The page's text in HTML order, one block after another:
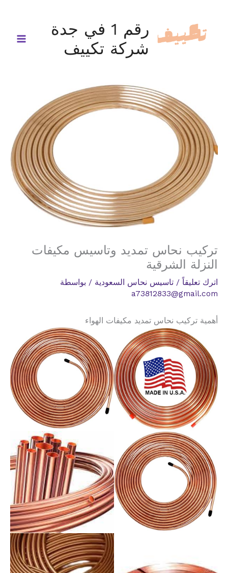
المحتوى
رقم 1 في جدة
شركة تكييف
تركيب نحاس تمديد وتاسيس مكيفات
النزلة الشرقية
اترك تعليقاً / تاسيس نحاس السعودية / بواسطة
a73812833@gmail.com
أهمية تركيب نحاس تمديد مكيفات الهواء